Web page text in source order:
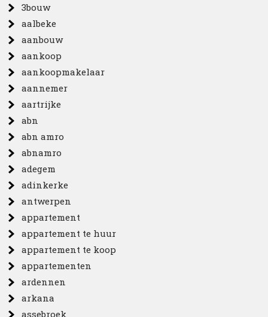
3bouw
aalbeke
aanbouw
aankoop
aankoopmakelaar
aannemer
aartrijke
abn
abn amro
abnamro
adegem
adinkerke
antwerpen
appartement
appartement te huur
appartement te koop
appartementen
ardennen
arkana
assebroek